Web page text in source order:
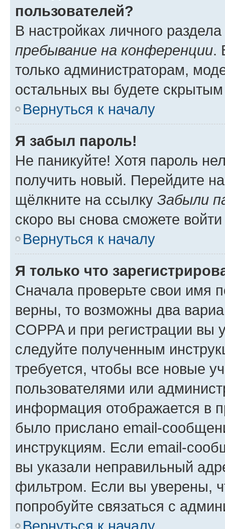
пользователей?
В настройках личного
пребывание на конференции.
только администраторам,
остальных вы будете
Вернуться к началу
Я забыл пароль!
Не паникуйте! Хотя пароль
получить новый. Перейдите
щёлкните на ссылку Забыли
скоро вы снова сможете
Вернуться к началу
Я только что
Сначала проверьте свои имя
верны, то возможны два
COPPA и при регистрации вы
следуйте полученным
требуется, чтобы все новые
пользователями или
информация отображается в
было прислано email-
инструкциям. Если email-
вы указали неправильный
фильтром. Если вы уверены,
попробуйте связаться с
Вернуться к началу